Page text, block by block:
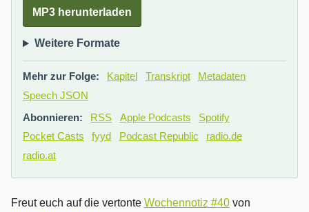
MP3 herunterladen
Weitere Formate
Mehr zur Folge: Kapitel Transkript
Metadaten
Speech JSON
Abonnieren:
RSS Apple Podcasts
Spotify
Pocket Casts
fyyd Podcast Republic
radio.de
radio.at
Freut euch auf die vertonte Wochennotiz #40 von